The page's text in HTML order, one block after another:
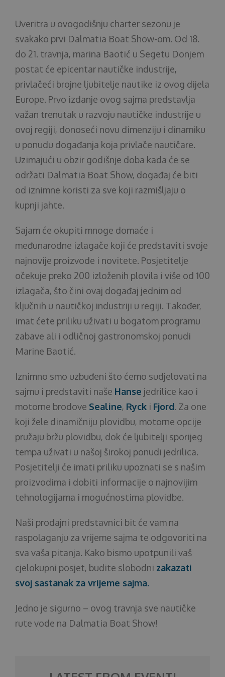
Uveritra u ovogodišnju charter sezonu je
svakako prvi Dalmatia Boat Show-om. Od 18.
do 21. travnja, marina Baotić u Segetu Donjem
postat će epicentar nautičke industrije,
privlačeći brojne ljubitelje nautike iz ovog dijela
Europe. Prvo izdanje ovog sajma predstavlja
važan trenutak u razvoju nautičke industrije u
ovoj regiji, donoseći novu dimenziju i dinamiku
u ponudu događanja koja privlače nautičare.
Uzimajući u obzir godišnje doba kada će se
održati Dalmatia Boat Show, događaj će biti
od iznimne koristi za sve koji razmišljaju o
kupnji jahte.
Sajam će okupiti mnoge domaće i
međunarodne izlagače koji će predstaviti svoje
najnovije proizvode i novitete. Posjetitelje
očekuje preko 200 izloženih plovila i više od 100
izlagača, što čini ovaj događaj jednim od
ključnih u nautičkoj industriji u regiji. Također,
imat ćete priliku uživati u bogatom programu
zabave ali i odličnoj gastronomskoj ponudi
Marine Baotić.
Iznimno smo uzbuđeni što ćemo sudjelovati na
sajmu i predstaviti naše Hanse jedrilice kao i
motorne brodove Sealine, Ryck i Fjord. Za one
koji žele dinamičniju plovidbu, motorne opcije
pružaju bržu plovidbu, dok će ljubitelji sporijeg
tempa uživati u našoj širokoj ponudi jedrilica.
Posjetitelji će imati priliku upoznati se s našim
proizvodima i dobiti informacije o najnovijim
tehnologijama i mogućnostima plovidbe.
Naši prodajni predstavnici bit će vam na
raspolaganju za vrijeme sajma te odgovoriti na
sva vaša pitanja. Kako bismo upotpunili vaš
cjelokupni posjet, budite slobodni zakazati
svoj sastanak za vrijeme sajma.
Jedno je sigurno – ovog travnja sve nautičke
rute vode na Dalmatia Boat Show!